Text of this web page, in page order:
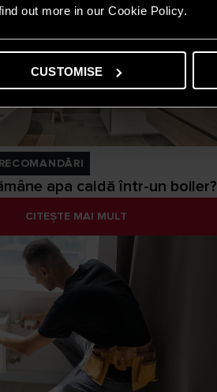
out more in our Cookie Policy.
CUSTOMISE
apa caldă într-un boiler?
CITEȘTE MAI MULT